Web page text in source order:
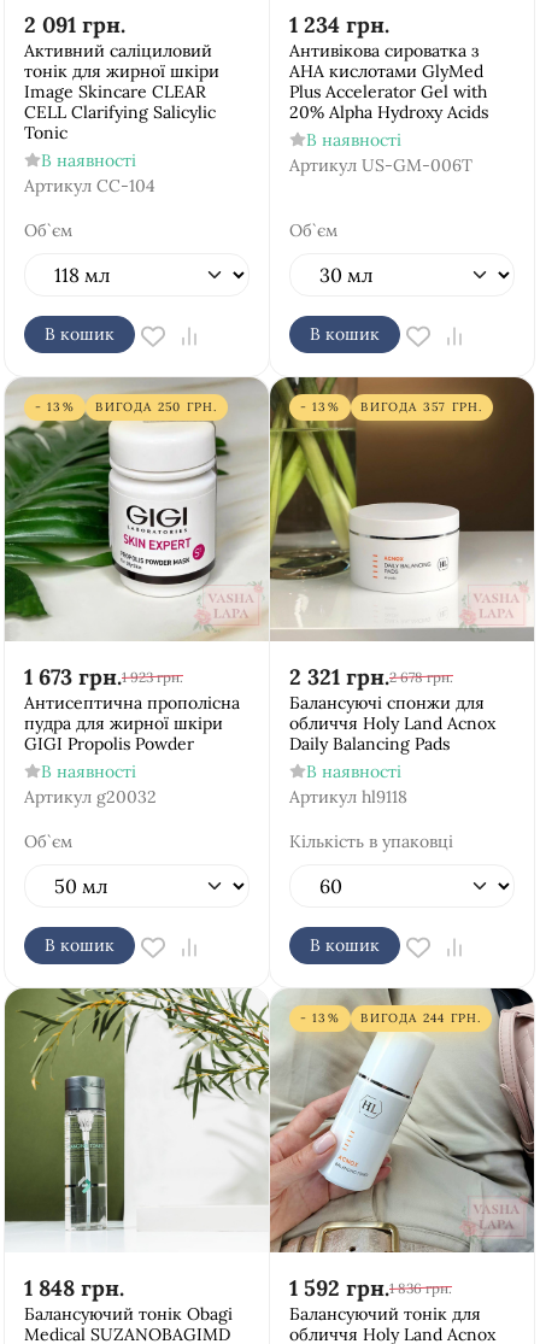
2 091 грн.
Активний саліциловий
тонік для жирної шкіри
Image Skincare CLEAR
CELL Clarifying Salicylic
Tonic
В наявності
Артикул CC-104
Об`єм
В кошик
1 234 грн.
Антивікова сироватка з
АНА кислотами GlyMed
Plus Accelerator Gel with
20% Alpha Hydroxy Acids
В наявності
Артикул US-GM-006T
Об`єм
В кошик
- 13% ВИГОДА 250 ГРН.
1 673 грн.1 923 грн.
Антисептична прополісна
пудра для жирної шкіри
GIGI Propolis Powder
В наявності
Артикул g20032
Об`єм
В кошик
- 13% ВИГОДА 357 ГРН.
2 321 грн.2 678 грн.
Балансуючі спонжи для
обличчя Holy Land Acnox
Daily Balancing Pads
В наявності
Артикул hl9118
Кількість в упаковці
В кошик
1 848 грн.
Балансуючий тонік Obagi
Medical SUZANOBAGIMD
- 13% ВИГОДА 244 ГРН.
1 592 грн.1 836 грн.
Балансуючий тонік для
обличчя Holy Land Acnox